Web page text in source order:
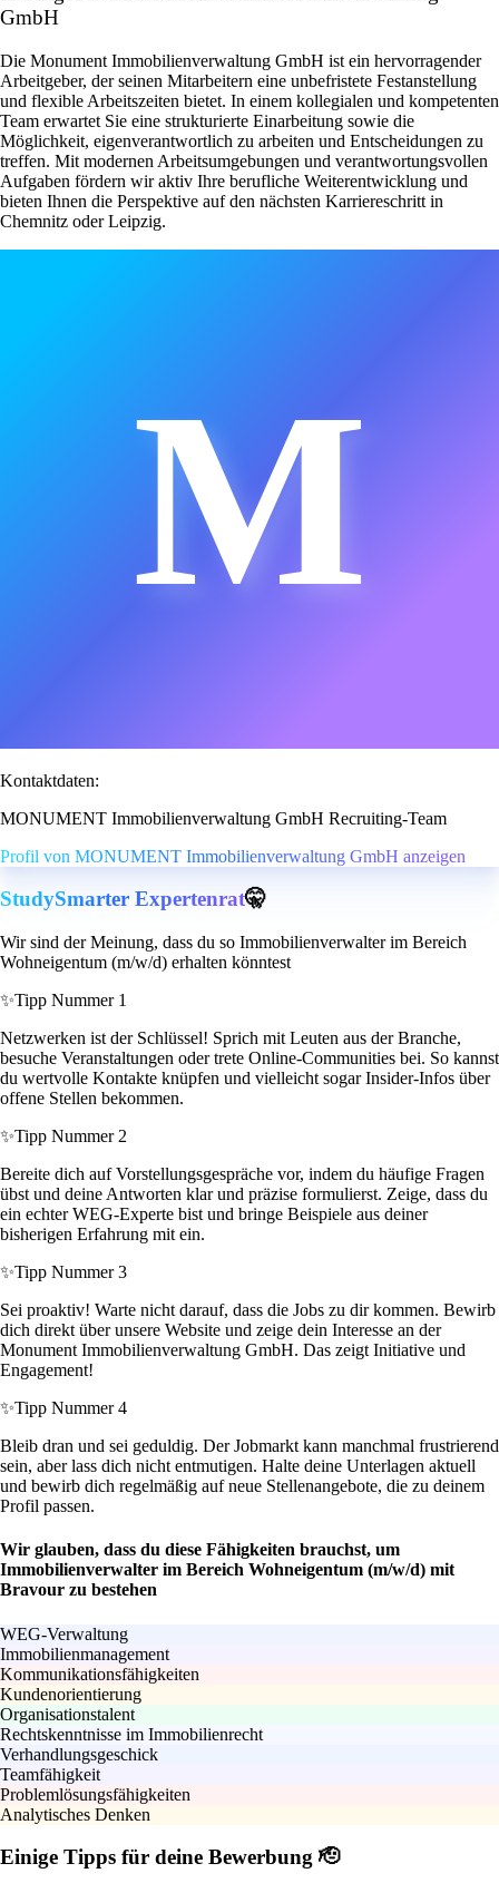
GmbH
Die Monument Immobilienverwaltung GmbH ist ein hervorragender
Arbeitgeber, der seinen Mitarbeitern eine unbefristete Festanstellung
und flexible Arbeitszeiten bietet. In einem kollegialen und kompetenten
Team erwartet Sie eine strukturierte Einarbeitung sowie die
Möglichkeit, eigenverantwortlich zu arbeiten und Entscheidungen zu
treffen. Mit modernen Arbeitsumgebungen und verantwortungsvollen
Aufgaben fördern wir aktiv Ihre berufliche Weiterentwicklung und
bieten Ihnen die Perspektive auf den nächsten Karriereschritt in
Chemnitz oder Leipzig.
M
Kontaktdaten:
MONUMENT Immobilienverwaltung GmbH Recruiting-Team
Profil von MONUMENT Immobilienverwaltung GmbH anzeigen
StudySmarter Expertenrat🤫
Wir sind der Meinung, dass du so Immobilienverwalter im Bereich
Wohneigentum (m/w/d) erhalten könntest
✨Tipp Nummer 1
Netzwerken ist der Schlüssel! Sprich mit Leuten aus der Branche,
besuche Veranstaltungen oder trete Online-Communities bei. So kannst
du wertvolle Kontakte knüpfen und vielleicht sogar Insider-Infos über
offene Stellen bekommen.
✨Tipp Nummer 2
Bereite dich auf Vorstellungsgespräche vor, indem du häufige Fragen
übst und deine Antworten klar und präzise formulierst. Zeige, dass du
ein echter WEG-Experte bist und bringe Beispiele aus deiner
bisherigen Erfahrung mit ein.
✨Tipp Nummer 3
Sei proaktiv! Warte nicht darauf, dass die Jobs zu dir kommen. Bewirb
dich direkt über unsere Website und zeige dein Interesse an der
Monument Immobilienverwaltung GmbH. Das zeigt Initiative und
Engagement!
✨Tipp Nummer 4
Bleib dran und sei geduldig. Der Jobmarkt kann manchmal frustrierend
sein, aber lass dich nicht entmutigen. Halte deine Unterlagen aktuell
und bewirb dich regelmäßig auf neue Stellenangebote, die zu deinem
Profil passen.
Wir glauben, dass du diese Fähigkeiten brauchst, um
Immobilienverwalter im Bereich Wohneigentum (m/w/d) mit
Bravour zu bestehen
WEG-Verwaltung
Immobilienmanagement
Kommunikationsfähigkeiten
Kundenorientierung
Organisationstalent
Rechtskenntnisse im Immobilienrecht
Verhandlungsgeschick
Teamfähigkeit
Problemlösungsfähigkeiten
Analytisches Denken
Einige Tipps für deine Bewerbung 🫡